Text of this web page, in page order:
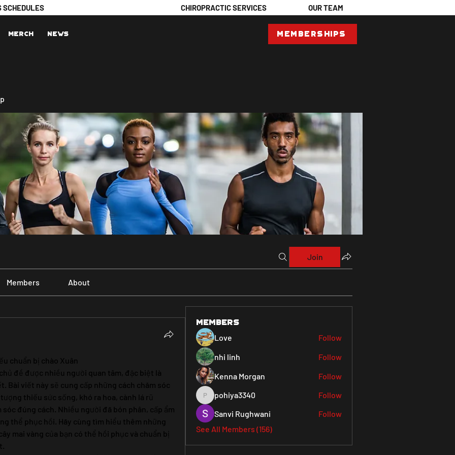
SCHEDULES CHIROPRACTIC SERVICES
Merch News Memberships
OUR TEAM
Join
Members About
chuẩn bị chào Xuân
đề được nhiều người quan tâm, đặc biệt là
Bài viết này sẽ cung cấp những cách chăm sóc
thiếu sức sống, khó ra hoa, cành lá rũ
đúng cách. Nhiều người đã bón phân, cấp ẩm
thể phục hồi. Hãy cùng tìm hiểu thêm những
mai vàng của bạn có thể hồi phục và chuẩn bị
Members
Love
Follow
nhi linh
Follow
Kenna Morgan
Follow
pohiya3340
pohiya3340
Follow
Sanvi Rughwani
Follow
See All Members (156)